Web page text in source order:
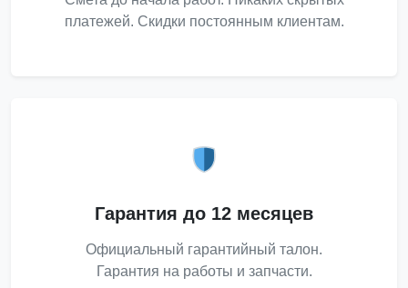
платежей. Скидки постоянным клиентам.
Гарантия до 12 месяцев
Официальный гарантийный талон.
Гарантия на работы и запчасти.